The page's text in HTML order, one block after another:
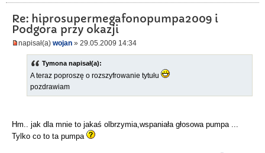
Re: hiprosupermegafonopumpa2009 i
Podgora przy okazji
napisał(a) wojan » 29.05.2009 14:34
Tymona napisał(a):
A teraz poproszę o rozszyfrowanie tytułu
pozdrawiam
Hm.. jak dla mnie to jakaś olbrzymia,wspaniała głosowa pumpa ...
Tylko co to ta pumpa